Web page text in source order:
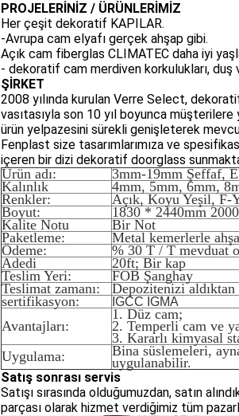
PROJELERİNİZ / ÜRÜNLERİMİZ
Her çeşit dekoratif KAPILAR.
-Avrupa cam elyafı gerçek ahşap gibi.
Açık cam fiberglas CLIMATEC daha iyi
- dekoratif cam merdiven korkulukları, duş
ŞİRKET
2008 yılında kurulan Verre Select,
vasıtasıyla son 10 yıl boyunca
ürün yelpazesini sürekli genişleterek
Fenplast size tasarımlarımıza ve
içeren bir dizi dekoratif doorglass
Ürün adı:
3mm-19mm Şeffaf,
Kalınlık
4mm, 5mm, 6mm,
Renkler:
Açık, Koyu Yeşil,
Boyut:
1830 * 2440mm
Kalite Notu
Bir Not
Paketleme:
Metal kemerlerle
Ödeme:
% 30 T / T mevduat
Adedi
20ft; Bir kap
Teslim Yeri:
FOB Şanghay
Teslimat zamanı:
Depozitenizi
sertifikasyon:
IGCC IGMA
Avantajları:
1. Düz cam;
2. Temperli cam ve
3. Kararlı kimyasal
Uygulama:
Bina süslemeleri,
uygulanabilir.
Satış sonrası servis
Satışı sırasında olduğumuzdan, satın
parçası olarak hizmet verdiğimiz tüm